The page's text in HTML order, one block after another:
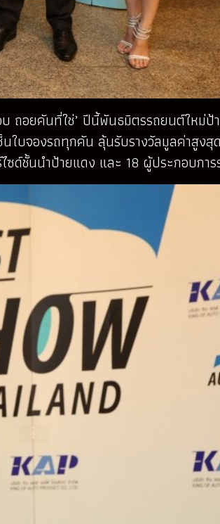
ถอยคันที่ใช่’ ปีนี้พันธมิตรรถยนต์ใหม่
ใบจองรถทุกคัน ลุ้นรับรางวัลมูลค่าสูง
ด์ชั้นนำป้ายแดง และ 18 ผู้ประกอบกา